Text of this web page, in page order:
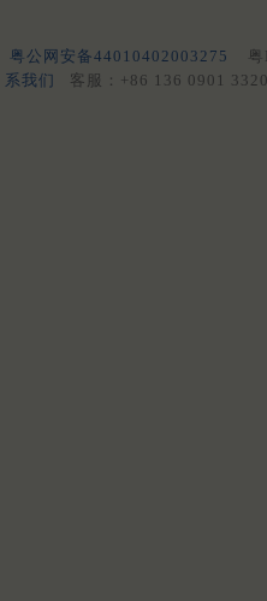
粤公网安备44010402003275
系我们
客服：+86 136 0901 3320